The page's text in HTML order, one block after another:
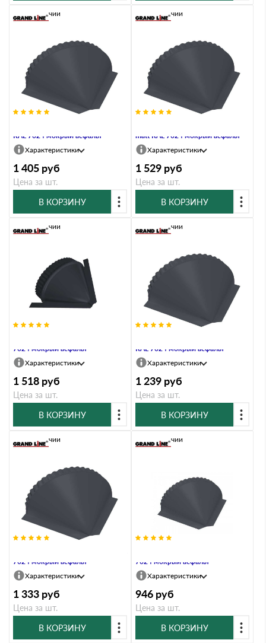
RAL 7024 мокрый асфальт
В наличии
Характеристики
1 405 руб
Цена за шт.
В КОРЗИНУ
matt RAL 7024 мокрый асфальт
В наличии
Характеристики
1 529 руб
Цена за шт.
В КОРЗИНУ
7024 мокрый асфальт
В наличии
Характеристики
1 518 руб
Цена за шт.
В КОРЗИНУ
RAL 7024 мокрый асфальт
В наличии
Характеристики
1 239 руб
Цена за шт.
В КОРЗИНУ
7024 мокрый асфальт
В наличии
Характеристики
1 333 руб
Цена за шт.
В КОРЗИНУ
7024 мокрый асфальт
В наличии
Характеристики
946 руб
Цена за шт.
В КОРЗИНУ